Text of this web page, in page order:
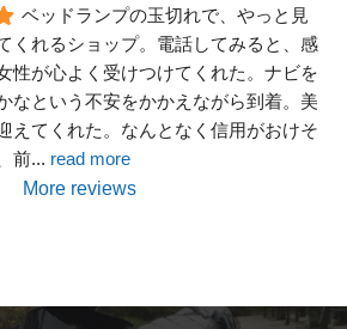
ベッドランプの玉切れで、やっと見
くれるショップ。電話してみると、感
性が心よく受けつけてくれた。ナビを
なという不安をかかえながら到着。美
えてくれた。なんとなく信用がおけそ
前... read more
More reviews